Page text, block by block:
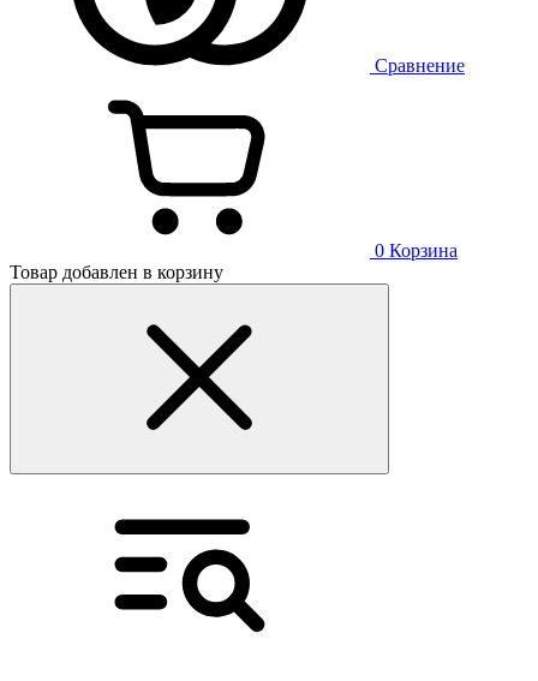
Сравнение
0 Корзина
Товар добавлен в корзину